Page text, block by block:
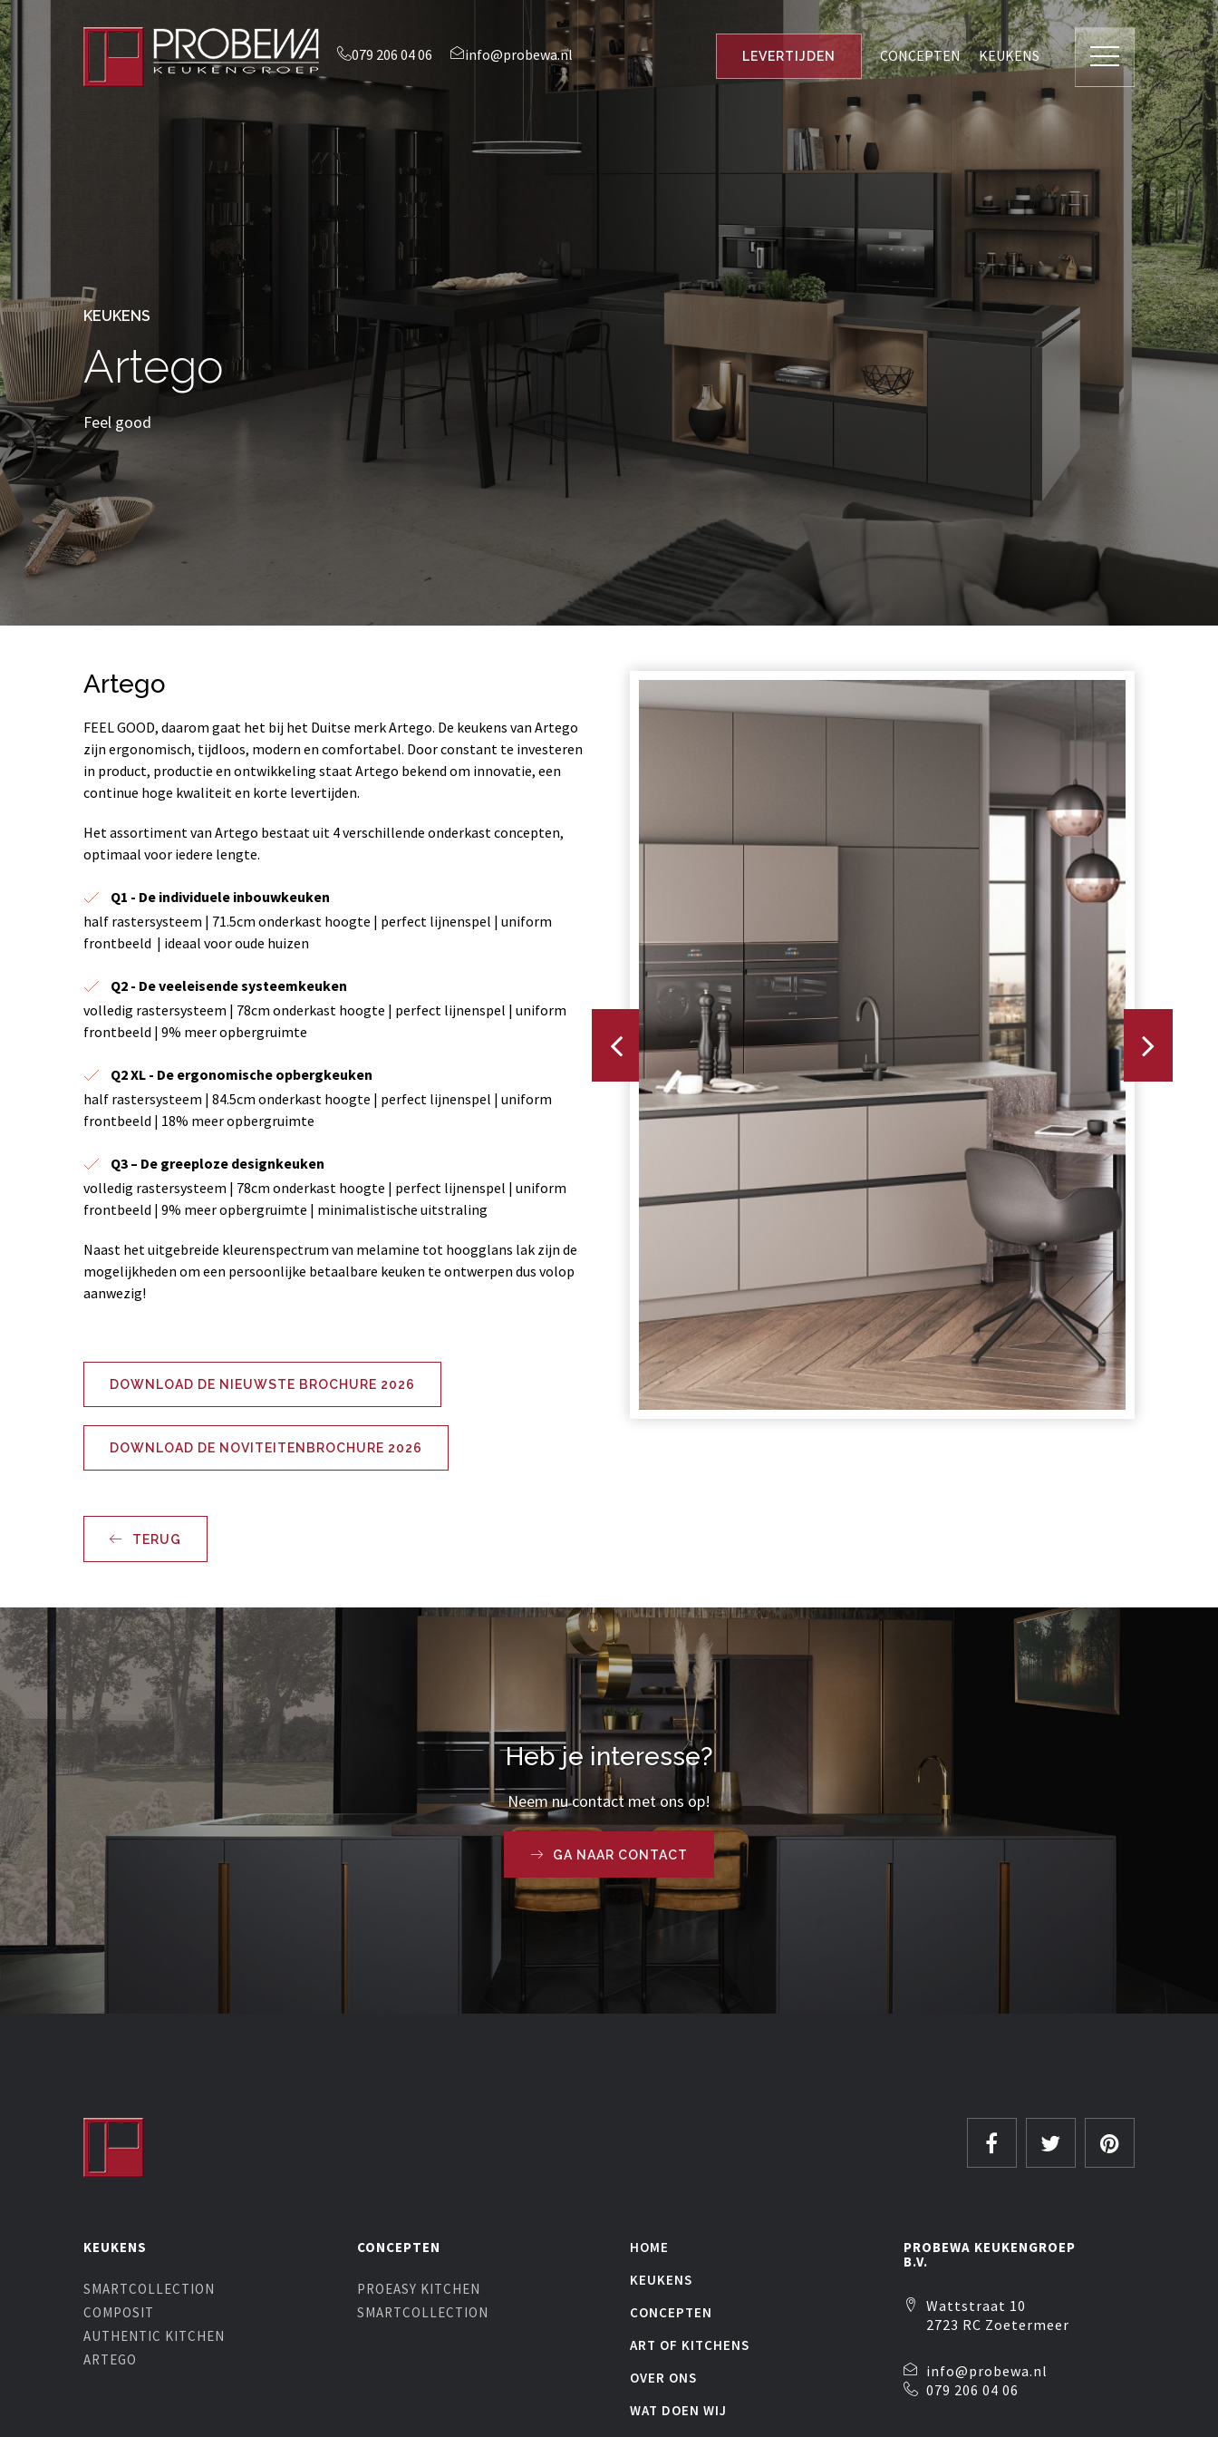
079 206 04 06 info@probewa.nl LEVERTIJDEN CONCEPTEN KEUKENS
KEUKENS
Artego
Feel good
Artego
FEEL GOOD, daarom gaat het bij het Duitse merk Artego. De keukens van Artego
zijn ergonomisch, tijdloos, modern en comfortabel. Door constant te investeren
in product, productie en ontwikkeling staat Artego bekend om innovatie, een
continue hoge kwaliteit en korte levertijden.
Het assortiment van Artego bestaat uit 4 verschillende onderkast concepten,
optimaal voor iedere lengte.
Q1 - De individuele inbouwkeuken
half rastersysteem | 71.5cm onderkast hoogte | perfect lijnenspel | uniform
frontbeeld | ideaal voor oude huizen
Q2 - De veeleisende systeemkeuken
volledig rastersysteem | 78cm onderkast hoogte | perfect lijnenspel | uniform
frontbeeld | 9% meer opbergruimte
Q2 XL - De ergonomische opbergkeuken
half rastersysteem | 84.5cm onderkast hoogte | perfect lijnenspel | uniform
frontbeeld | 18% meer opbergruimte
Q3 – De greeploze designkeuken
volledig rastersysteem | 78cm onderkast hoogte | perfect lijnenspel | uniform
frontbeeld | 9% meer opbergruimte | minimalistische uitstraling
Naast het uitgebreide kleurenspectrum van melamine tot hoogglans lak zijn de
mogelijkheden om een persoonlijke betaalbare keuken te ontwerpen dus volop
aanwezig!
DOWNLOAD DE NIEUWSTE BROCHURE 2026
DOWNLOAD DE NOVITEITENBROCHURE 2026
TERUG
Heb je interesse?
Neem nu contact met ons op!
GA NAAR CONTACT
KEUKENS
SMARTCOLLECTION
COMPOSIT
AUTHENTIC KITCHEN
ARTEGO
CONCEPTEN
PROEASY KITCHEN
SMARTCOLLECTION
HOME
KEUKENS
CONCEPTEN
ART OF KITCHENS
OVER ONS
WAT DOEN WIJ
PROBEWA KEUKENGROEP
B.V.
Wattstraat 10
2723 RC Zoetermeer
info@probewa.nl
079 206 04 06